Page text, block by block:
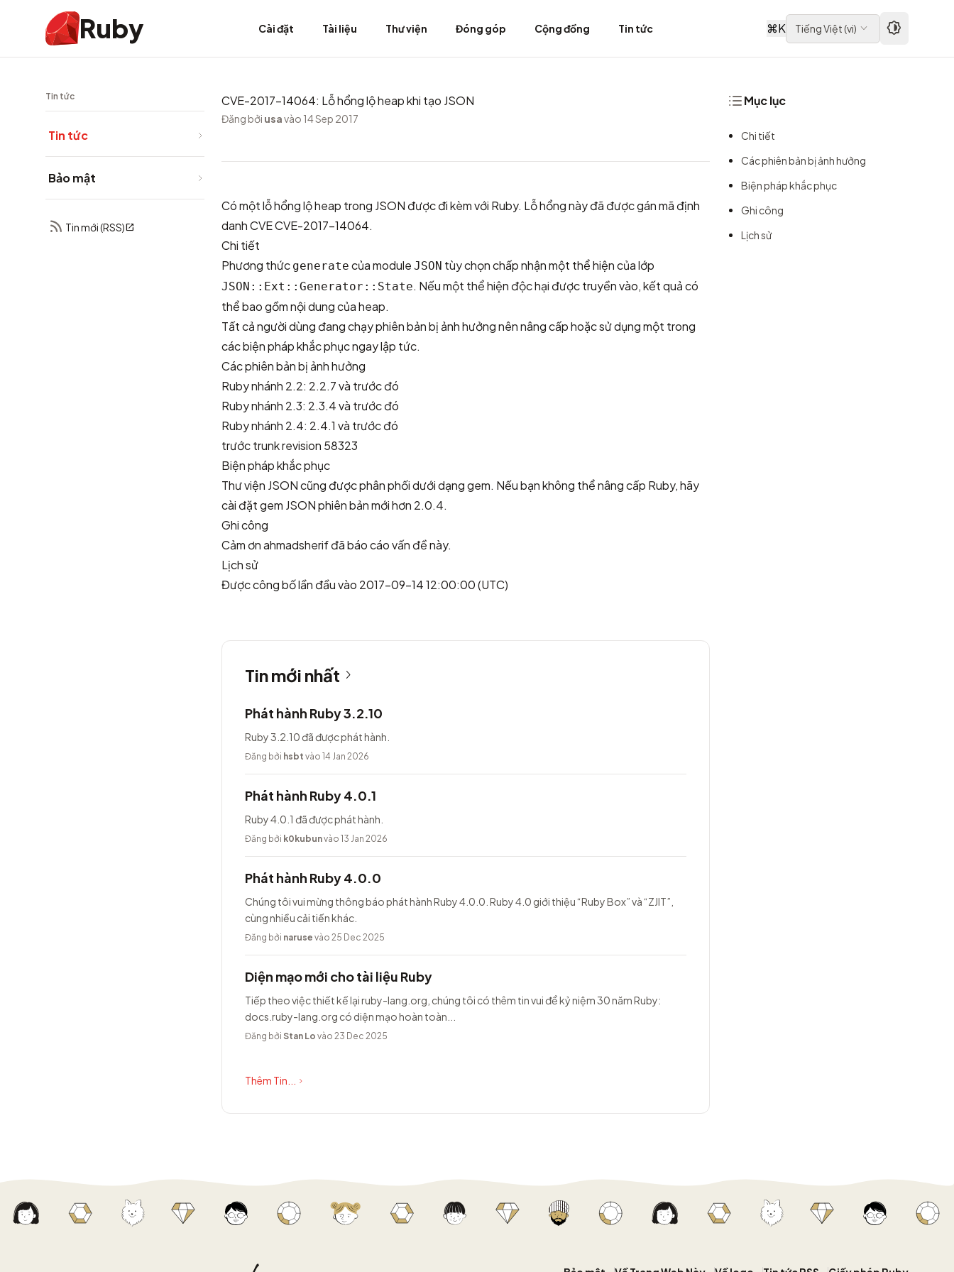
Ruby Cài đặt Tài liệu Thư viện Đóng góp Cộng đồng Tin tức ⌘K Tiếng Việt(vi)
Tin tức
Tin tức
Bảo mật
Tin mới (RSS)
CVE-2017-14064: Lỗ hổng lộ heap khi tạo JSON
Đăng bởi usavào 14 Sep 2017
Có một lỗ hổng lộ heap trong JSON được đi kèm với Ruby. Lỗ hổng này đã được gán mã định
danh CVECVE-2017-14064.
Chi tiết
Phương thức generate của module JSON tùy chọn chấp nhận một thể hiện của lớp
JSON::Ext::Generator::State. Nếu một thể hiện độc hại được truyền vào, kết quả có
thể bao gồm nội dung của heap.
Tất cả người dùng đang chạy phiên bản bị ảnh hưởng nên nâng cấp hoặc sử dụng một trong
các biện pháp khắc phục ngay lập tức.
Các phiên bản bị ảnh hưởng
Ruby nhánh 2.2: 2.2.7 và trước đó
Ruby nhánh 2.3: 2.3.4 và trước đó
Ruby nhánh 2.4: 2.4.1 và trước đó
trước trunk revision 58323
Biện pháp khắc phục
Thư viện JSON cũng được phân phối dưới dạng gem. Nếu bạn không thể nâng cấp Ruby, hãy
cài đặt gem JSON phiên bản mới hơn 2.0.4.
Ghi công
Cảm ơnahmadsherifđã báo cáo vấn đề này.
Lịch sử
Được công bố lần đầu vào 2017-09-14 12:00:00 (UTC)
Tin mới nhất
Phát hành Ruby 3.2.10
Ruby 3.2.10 đã được phát hành.
Đăng bởi hsbt vào 14 Jan 2026
Phát hành Ruby 4.0.1
Ruby 4.0.1 đã được phát hành.
Đăng bởi k0kubunvào 13 Jan 2026
Phát hành Ruby 4.0.0
Chúng tôi vui mừng thông báo phát hành Ruby 4.0.0. Ruby 4.0 giới thiệu “Ruby Box” và “ZJIT”,
cùng nhiều cải tiến khác.
Đăng bởi naruse vào 25 Dec 2025
Diện mạo mới cho tài liệu Ruby
Tiếp theo việc thiết kế lại ruby-lang.org, chúng tôi có thêm tin vui để kỷ niệm 30 năm Ruby:
docs.ruby-lang.org có diện mạo hoàn toàn...
Đăng bởi Stan Lo vào 23 Dec 2025
Thêm Tin...
Mục lục
Chi tiết
Các phiên bản bị ảnh hưởng
Biện pháp khắc phục
Ghi công
Lịch sử